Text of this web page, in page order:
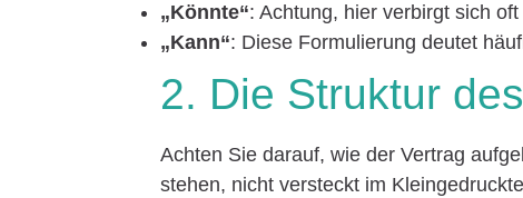
„Könnte“: Achtung, hier verbirgt sich
„Kann“: Diese Formulierung deutet
2. Die Struktur
Achten Sie darauf, wie der Vertrag
stehen, nicht versteckt im